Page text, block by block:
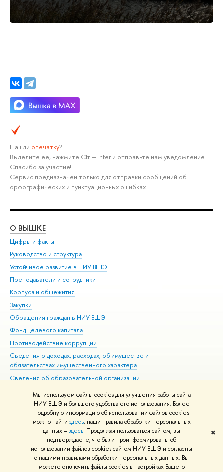
Мы используем файлы cookies для улучшения работы сайта
НИУ ВШЭ и большего удобства его использования. Более
подробную информацию об использовании файлов cookies
можно найти здесь, наши правила обработки персональных
данных –здесь. Продолжая пользоваться сайтом, вы
подтверждаете, что были проинформированы об
использовании файлов cookies сайтом НИУ ВШЭ и согласны
с нашими правилами обработки персональных данных. Вы
можете отключить файлы cookies в настройках Вашего
✖
Нашли опечатку?
Выделите её, нажмите Ctrl+Enter и отправьте нам уведомление.
Спасибо за участие!
Сервис предназначен только для отправки сообщений об
орфографических и пунктуационных ошибках.
О ВЫШКЕ
Цифры и факты
Руководство и структура
Устойчивое развитие в НИУ ВШЭ
Преподаватели и сотрудники
Корпуса и общежития
Закупки
Обращения граждан в НИУ ВШЭ
Фонд целевого капитала
Противодействие коррупции
Сведения о доходах, расходах, об имуществе и
обязательствах имущественного характера
Сведения об образовательной организации
Людям с ограниченными возможностями здоровья
Единая платежная страница
Работа в Вышке
© НИУ ВШЭ 1993–2026 Адреса и контакты Условия использования
материалов Политика конфиденциальности Карта сайта
Шрифты HSE Sans и HSE Slab разработаны вШколе дизайна НИУ ВШЭ